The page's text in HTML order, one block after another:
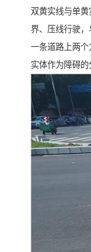
双黄实线与单
界、压线行驶
一条道路上两
实体作为障碍的